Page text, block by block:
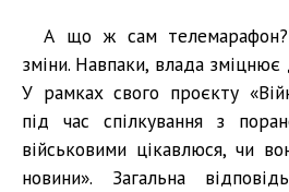
А що ж сам
зміни. Навпаки, влада зміцнює
У рамках свого проєкту
під час спілкування з
військовими цікавлюся, чи
новини». Загальна